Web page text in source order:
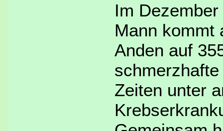
Im
Mann kommt
Anden auf
Zeiten unter